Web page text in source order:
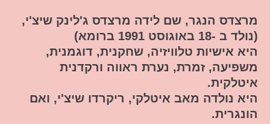
מרצדס הנגר, שם לידה מרצדס ג'לינק שיצ'י,
(נולד ב -18 באוגוסט 1991 ברומא)
היא אישיות טלוויזיה, שחקנית, דוגמנית,
משפיעה, זמרת, נערת ראווה ורקדנית
איטלקית.
היא נולדה מאב איטלקי, ריקרדו שיצ'י, ואם
הונגרית.